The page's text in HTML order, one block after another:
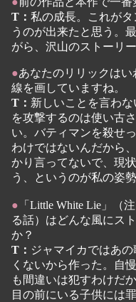
T： 私の成長。これが
うのが出来たと思う。
がら、沢山のストーリ
●あなたのリリックは
線を画していますね。
T： 新しいことを言わ
を攻撃するのは使い古
い。バティマンを殺せ
わけではないんだから
かり言ってないで、現
う、というのが私の姿
● 「Little White Lie」（
る話）はどんな風にス
か？
T： ジャマイカではあ
くないから作った。自
も間違いは犯すわけだ
目の前にいる子供には